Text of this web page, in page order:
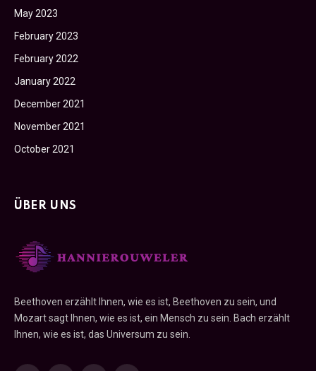
May 2023
February 2023
February 2022
January 2022
December 2021
November 2021
October 2021
ÜBER UNS
Beethoven erzählt Ihnen, wie es ist, Beethoven zu sein, und
Mozart sagt Ihnen, wie es ist, ein Mensch zu sein. Bach erzählt
Ihnen, wie es ist, das Universum zu sein.